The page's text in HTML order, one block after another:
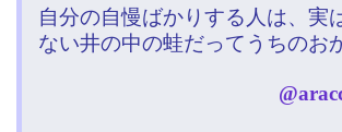
自分の自慢ばかりする人は、実
ない井の中の蛙だってうちのお